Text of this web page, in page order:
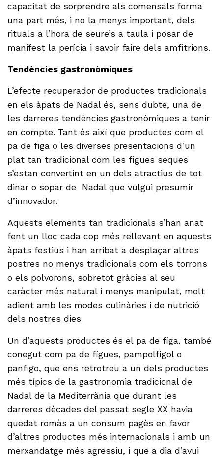
capacitat de sorprendre als comensals forma
una part més, i no la menys important, dels
rituals a l’hora de seure’s a taula i posar de
manifest la perícia i savoir faire dels amfitrions.
Tendències gastronòmiques
L’efecte recuperador de productes tradicionals
en els àpats de Nadal és, sens dubte, una de
les darreres tendències gastronòmiques a tenir
en compte. Tant és així que productes com el
pa de figa o les diverses presentacions d’un
plat tan tradicional com les figues seques
s’estan convertint en un dels atractius de tot
dinar o sopar de Nadal que vulgui presumir
d’innovador.
Aquests elements tan tradicionals s’han anat
fent un lloc cada cop més rellevant en aquests
àpats festius i han arribat a desplaçar altres
postres no menys tradicionals com els torrons
o els polvorons, sobretot gràcies al seu
caràcter més natural i menys manipulat, molt
adient amb les modes culinàries i de nutrició
dels nostres dies.
Un d’aquests productes és el pa de figa, també
conegut com pa de figues, pampolfigol o
panfigo, que ens retrotreu a un dels productes
més típics de la gastronomia tradicional de
Nadal de la Mediterrània que durant les
darreres dècades del passat segle XX havia
quedat romàs a un consum pagès en favor
d’altres productes més internacionals i amb un
merxandatge més agressiu, i que a dia d’avui